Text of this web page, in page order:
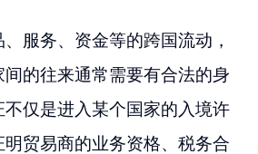
服务、资金等的跨国流动，
的往来通常需要有合法的身
仅是进入某个国家的入境许
贸易商的业务资格、税务合